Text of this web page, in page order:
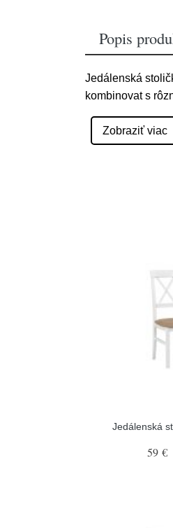
Popis
Jedálenská
kombinovat s
Zobraziť viac
Jedálenská
59 €